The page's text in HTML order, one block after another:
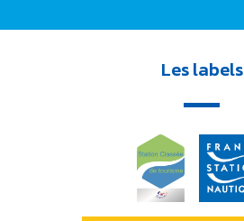
Les labels